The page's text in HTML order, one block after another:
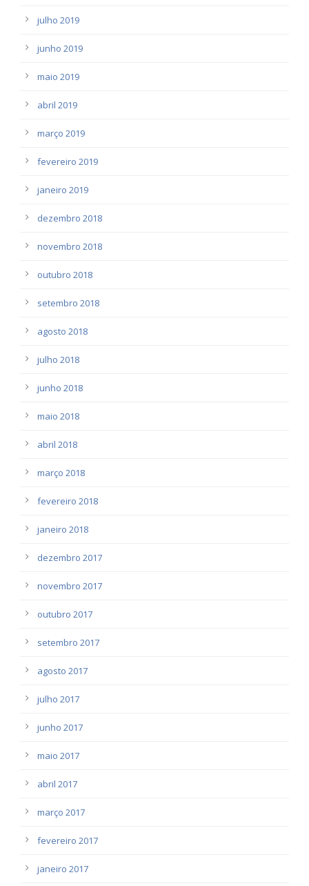
julho 2019
junho 2019
maio 2019
abril 2019
março 2019
fevereiro 2019
janeiro 2019
dezembro 2018
novembro 2018
outubro 2018
setembro 2018
agosto 2018
julho 2018
junho 2018
maio 2018
abril 2018
março 2018
fevereiro 2018
janeiro 2018
dezembro 2017
novembro 2017
outubro 2017
setembro 2017
agosto 2017
julho 2017
junho 2017
maio 2017
abril 2017
março 2017
fevereiro 2017
janeiro 2017